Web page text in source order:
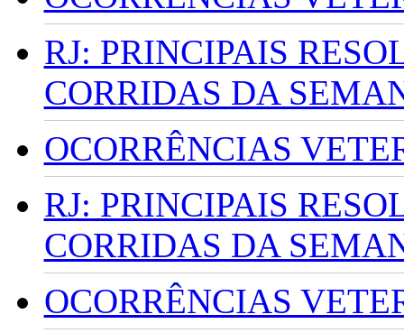
RJ: PRINCIPAIS
CORRIDAS DA
OCORRÊNCIAS
RJ: PRINCIPAIS
CORRIDAS DA
OCORRÊNCIAS